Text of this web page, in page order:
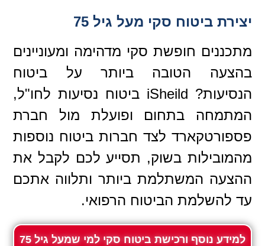
יצירת ביטוח סקי מעל גיל 75
מתכננים חופשת סקי מדהימה ומעוניינים
בהצעה הטובה ביותר על ביטוח
הנסיעות? iSheild ביטוח נסיעות לחו"ל,
המתמחה בתחום ופועלת מול חברת
פספורטקארד לצד חברות ביטוח נוספות
מהמובילות בשוק, תסייע לכם לקבל את
ההצעה המשתלמת ביותר ותלווה אתכם
עד להשלמת הביטוח הרפואי.
למידע נוסף ורכישת ביטוח סקי למי שמעל גיל 75